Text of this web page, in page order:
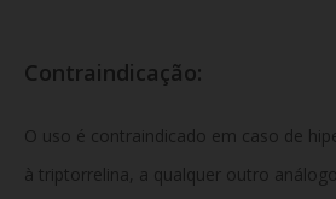
Contraindicação:
O uso é contraindicado em caso de
à triptorrelina, a qualquer outro